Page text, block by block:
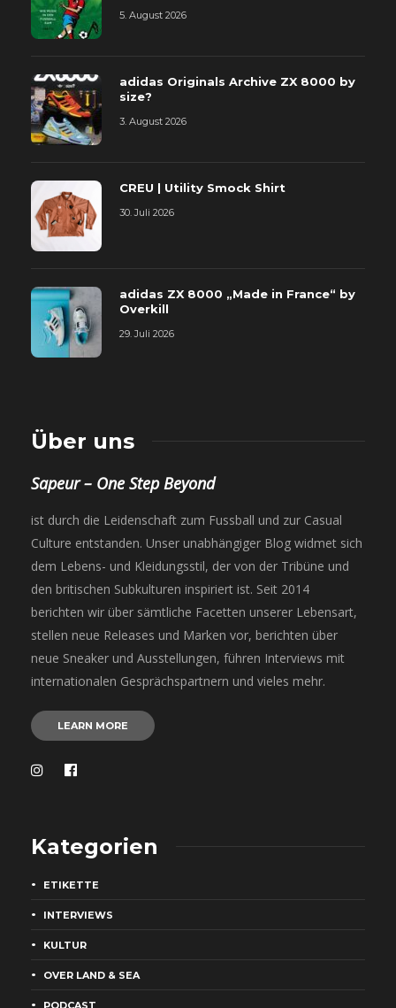
5. August 2026
adidas Originals Archive ZX 8000 by
size?
3. August 2026
CREU | Utility Smock Shirt
30. Juli 2026
adidas ZX 8000 „Made in France“ by
Overkill
29. Juli 2026
Über uns
Sapeur – One Step Beyond
ist durch die Leidenschaft zum Fussball und zur Casual
Culture entstanden. Unser unabhängiger Blog widmet sich
dem Lebens- und Kleidungsstil, der von der Tribüne und
den britischen Subkulturen inspiriert ist. Seit 2014
berichten wir über sämtliche Facetten unserer Lebensart,
stellen neue Releases und Marken vor, berichten über
neue Sneaker und Ausstellungen, führen Interviews mit
internationalen Gesprächspartnern und vieles mehr.
LEARN MORE
Kategorien
ETIKETTE
INTERVIEWS
KULTUR
OVER LAND & SEA
PODCAST